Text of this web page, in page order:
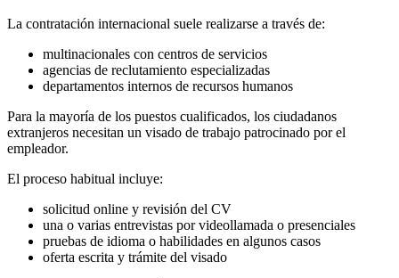
La contratación internacional suele realizarse a través de:
multinacionales con centros de servicios
agencias de reclutamiento especializadas
departamentos internos de recursos humanos
Para la mayoría de los puestos cualificados, los ciudadanos
extranjeros necesitan un visado de trabajo patrocinado por el
empleador.
El proceso habitual incluye:
solicitud online y revisión del CV
una o varias entrevistas por videollamada o presenciales
pruebas de idioma o habilidades en algunos casos
oferta escrita y trámite del visado